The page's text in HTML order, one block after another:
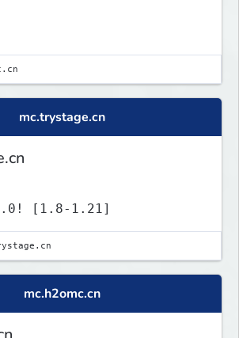
mc.trystage.cn
[1.8-1.21]
mc.h2omc.cn